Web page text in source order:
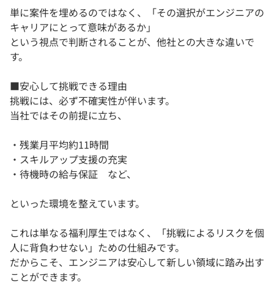
単に案件を埋めるのではなく、「その選択がエンジニアの
キャリアにとって意味があるか」
という視点で判断されることが、他社との大きな違いで
す。
■安心して挑戦できる理由
挑戦には、必ず不確実性が伴います。
当社ではその前提に立ち、
・残業月平均約11時間
・スキルアップ支援の充実
・待機時の給与保証 など、
といった環境を整えています。
これは単なる福利厚生ではなく、「挑戦によるリスクを個
人に背負わせない」ための仕組みです。
だからこそ、エンジニアは安心して新しい領域に踏み出す
ことができます。